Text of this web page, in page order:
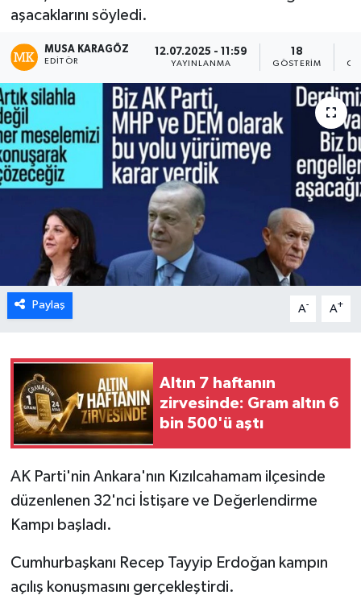
aşacaklarını söyledi.
MUSA KARAGÖZ
EDITÖR
12.07.2025 - 11:59
YAYINLANMA
18
GÖSTERIM
Paylaş A- A+
Altın 7 haftanın
zirvesinde: Gram altın 6
bin 500'ü aştı
AK Parti'nin Ankara'nın Kızılcahamam ilçesinde
düzenlenen 32'nci İstişare ve Değerlendirme
Kampı başladı.
Cumhurbaşkanı Recep Tayyip Erdoğan kampın
açılış konuşmasını gerçekleştirdi.